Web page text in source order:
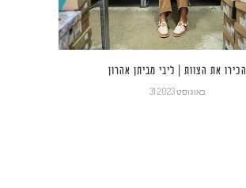
הכירו את הצוות | ליבי מביתן אהרון
31 באוגוסט 2023